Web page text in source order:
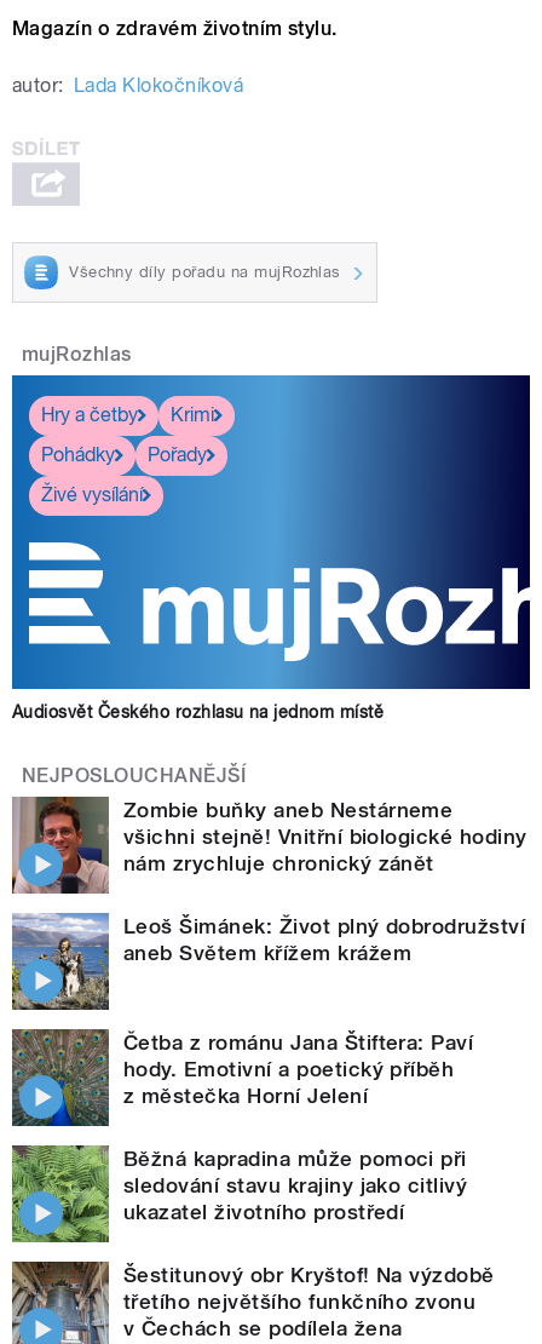
Magazín o zdravém životním stylu.
autor: Lada Klokočníková
Všechny díly pořadu na mujRozhlas
mujRozhlas
Hry a četby
Krimi
Pohádky
Pořady
Živé vysílání
Audiosvět Českého rozhlasu na jednom místě
NEJPOSLOUCHANĚJŠÍ
Zombie buňky aneb Nestárneme
všichni stejně! Vnitřní biologické hodiny
nám zrychluje chronický zánět
Leoš Šimánek: Život plný dobrodružství
aneb Světem křížem krážem
Četba z románu Jana Štiftera: Paví
hody. Emotivní a poetický příběh
z městečka Horní Jelení
Běžná kapradina může pomoci při
sledování stavu krajiny jako citlivý
ukazatel životního prostředí
Šestitunový obr Kryštof! Na výzdobě
třetího největšího funkčního zvonu
v Čechách se podílela žena